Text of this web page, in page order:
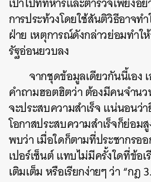
การประท้วงโดยใช้สันติวิธีอาจท
ฝ่าย เหตุการณ์ดังกล่าวย่อมทำใ
รัฐอ่อนยวบลง
จากชุดข้อมูลเดียวกันนี้เอง
คำถามฮอตฮิตว่า ต้องมีคนจำนว
จะประสบความสำเร็จ แน่นอนว่
โอกาสประสบความสำเร็จก็ย่อม
พบว่า เมื่อใดก็ตามที่ประชากรอ
เปอร์เซ็นต์ แทบไม่มีครั้งใดที่ข้อเ
เติมเต็ม หรือเรียกง่ายๆ ว่า “กฎ